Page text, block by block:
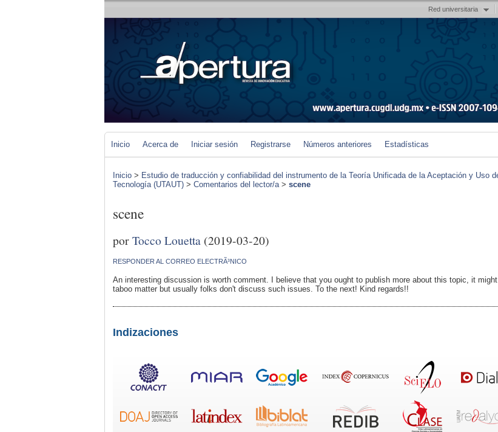
Red universitaria
Inicio Acerca de Iniciar sesión Registrarse Números anteriores Estadísticas
Inicio > Estudio de traducción y confiabilidad del instrumento de la Teoría Unificada de la Aceptación y Uso
Tecnología (UTAUT) > Comentarios del lector/a> scene
scene
porTocco Louetta (2019-03-20)
RESPONDER AL CORREO ELECTRÃ³NICO
An interesting discussion is worth comment. I believe that you ought to publish more about this topic, it
taboo matter but usually folks don't discuss such issues. To the next! Kind regards!!
Indizaciones